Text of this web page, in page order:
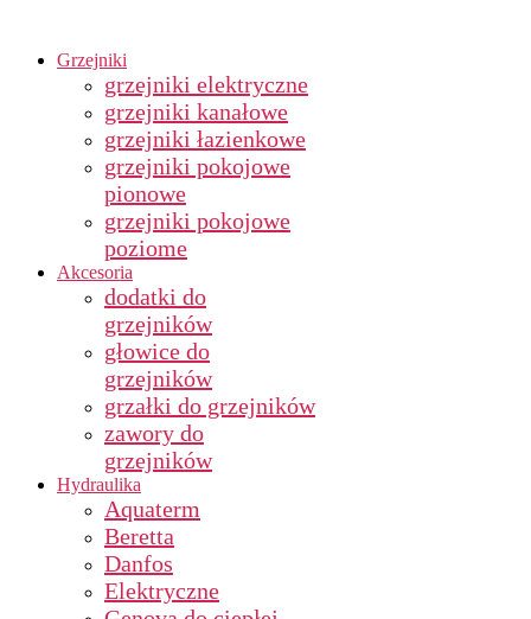
Grzejniki
grzejniki elektryczne
grzejniki kanałowe
grzejniki łazienkowe
grzejniki pokojowe
pionowe
grzejniki pokojowe
poziome
Akcesoria
dodatki do
grzejników
głowice do
grzejników
grzałki do grzejników
zawory do
grzejników
Hydraulika
Aquaterm
Beretta
Danfos
Elektryczne